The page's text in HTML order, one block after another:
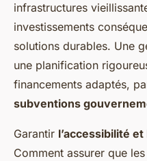
infrastructures
investissements
solutions durables. Une
une planification
financements adaptés,
subventions
Garantir l’accessibilité
Comment assurer que